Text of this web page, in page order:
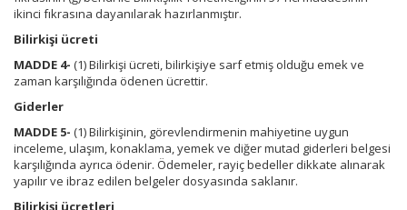
ikinci fıkrasına dayanılarak hazırlanmıştır.
Bilirkişi ücreti
MADDE 4- (1) Bilirkişi ücreti, bilirkişiye sarf etmiş olduğu emek ve
zaman karşılığında ödenen ücrettir.
Giderler
MADDE 5- (1) Bilirkişinin, görevlendirmenin mahiyetine uygun
inceleme, ulaşım, konaklama, yemek ve diğer mutad giderleri belgesi
karşılığında ayrıca ödenir. Ödemeler, rayiç bedeller dikkate alınarak
yapılır ve ibraz edilen belgeler dosyasında saklanır.
Bilirkişi ücretleri